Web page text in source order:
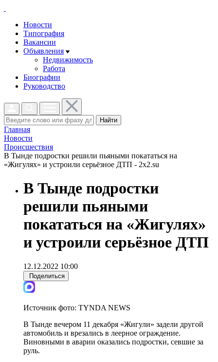
Новости
Типография
Вакансии
Объявления
Недвижимость
Работа
Биографии
Руководство
Найти
Главная
Новости
Проиcшествия
В Тынде подростки решили пьяными покататься на
«Жигулях» и устроили серьёзное ДТП - 2x2.su
В Тынде подростки
решили пьяными
покататься на «Жигулях»
и устроили серьёзное ДТП
12.12.2022 10:00
Поделиться
Источник фото: TYNDA NEWS
В Тынде вечером 11 декабря «Жигули» задели другой
автомобиль и врезались в леерное ограждение.
Виновными в аварии оказались подростки, севшие за
руль.